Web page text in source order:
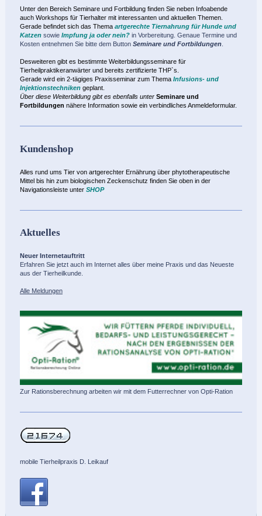
Unter den Bereich Seminare und Fortbildung finden Sie neben Infoabende
auch Workshops für Tierhalter mit interessanten und aktuellen Themen.
Gerade befindet sich das Thema artgerechte Tiernahrung für Hunde und
Katzensowie Impfung ja oder nein?in Vorbereitung. Genaue Termine und
Kosten entnehmen Sie bitte dem Button Seminare und Fortbildungen.
Desweiteren gibt es bestimmte Weiterbildungsseminare für
Tierheilpraktikeranwärter und bereits zertifizierte THP`s.
Gerade wird ein 2-tägiges Praxisseminar zum Thema Infusions- und
Injektionstechnikengeplant.
Über diese Weiterbildung gibt es ebenfalls unter Seminare und
Fortbildungen nähere Information sowie ein verbindliches Anmeldeformular.
Kundenshop
Alles rund ums Tier von artgerechter Ernährung über phytotherapeutische
Mittel bis hin zum biologischen Zeckenschutz finden Sie oben in der
Navigationsleiste unter SHOP
Aktuelles
Neuer Internetauftritt
Erfahren Sie jetzt auch im Internet alles über meine Praxis und das Neueste
aus der Tierheilkunde.
Alle Meldungen
Zur Rationsberechnung arbeiten wir mit dem Futterrechner von Opti-Ration
mobile Tierheilpraxis D. Leikauf